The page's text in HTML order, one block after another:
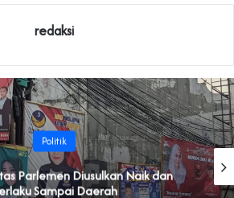
redaksi
Politik
Parlemen Diusulkan Naik dan
Sampai Daerah